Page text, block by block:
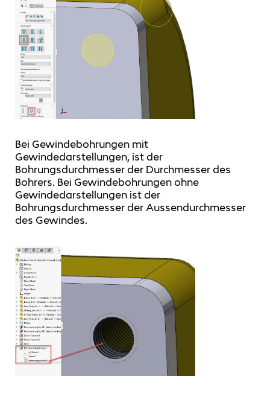
Bei Gewindebohrungen mit
Gewindedarstellungen, ist der
Bohrungsdurchmesser der Durchmesser des
Bohrers. Bei Gewindebohrungen ohne
Gewindedarstellungen ist der
Bohrungsdurchmesser der Aussendurchmesser
des Gewindes.